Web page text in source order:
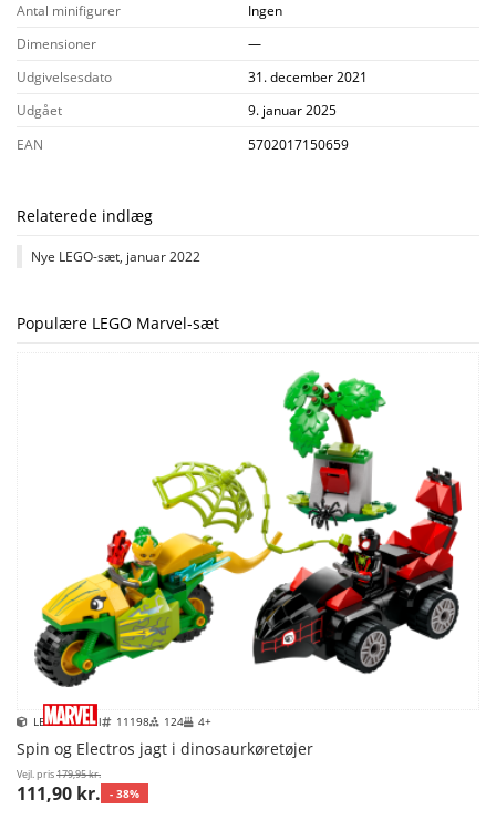
Antal minifigurer
Ingen
Dimensioner
—
Udgivelsesdato
31. december 2021
Udgået
9. januar 2025
EAN
5702017150659
Relaterede indlæg
Nye LEGO-sæt, januar 2022
Populære LEGO Marvel-sæt
LEGO Marvel 11198 124 4+
Spin og Electros jagt i dinosaurkøretøjer
Vejl. pris179,95 kr.
111,90 kr. - 38%